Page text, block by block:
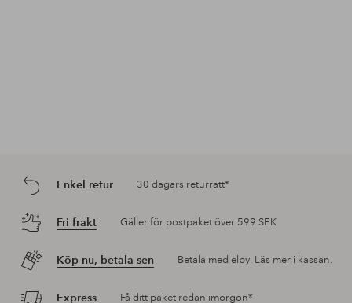
Enkel retur 30 dagars returrätt*
Fri frakt Gäller för postpaket över 599 SEK
Köp nu, betala sen Betala med elpy. Läs mer i kassan.
Express Få ditt paket redan imorgon*